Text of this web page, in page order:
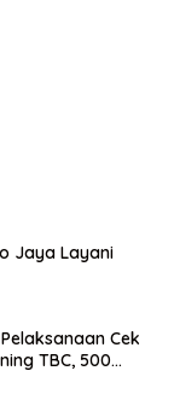
Jaya Layani
Cek
TBC, 500